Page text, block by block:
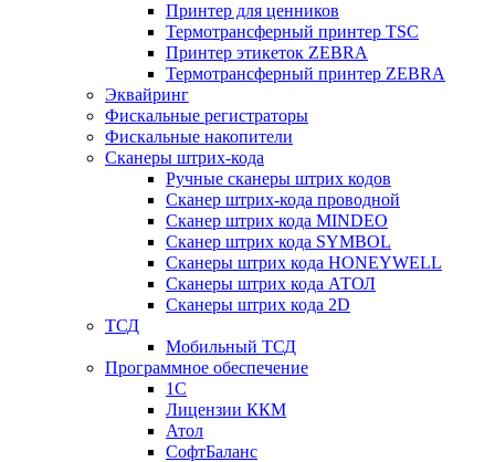
Принтер для ценников
Термотрансферный принтер TSC
Принтер этикеток ZEBRA
Термотрансферный принтер ZEBRA
Эквайринг
Фискальные регистраторы
Фискальные накопители
Сканеры штрих-кода
Ручные сканеры штрих кодов
Сканер штрих-кода проводной
Сканер штрих кода MINDEO
Сканер штрих кода SYMBOL
Сканеры штрих кода HONEYWELL
Сканеры штрих кода АТОЛ
Сканеры штрих кода 2D
ТСД
Мобильный ТСД
Программное обеспечение
1С
Лицензии ККМ
Атол
СофтБаланс